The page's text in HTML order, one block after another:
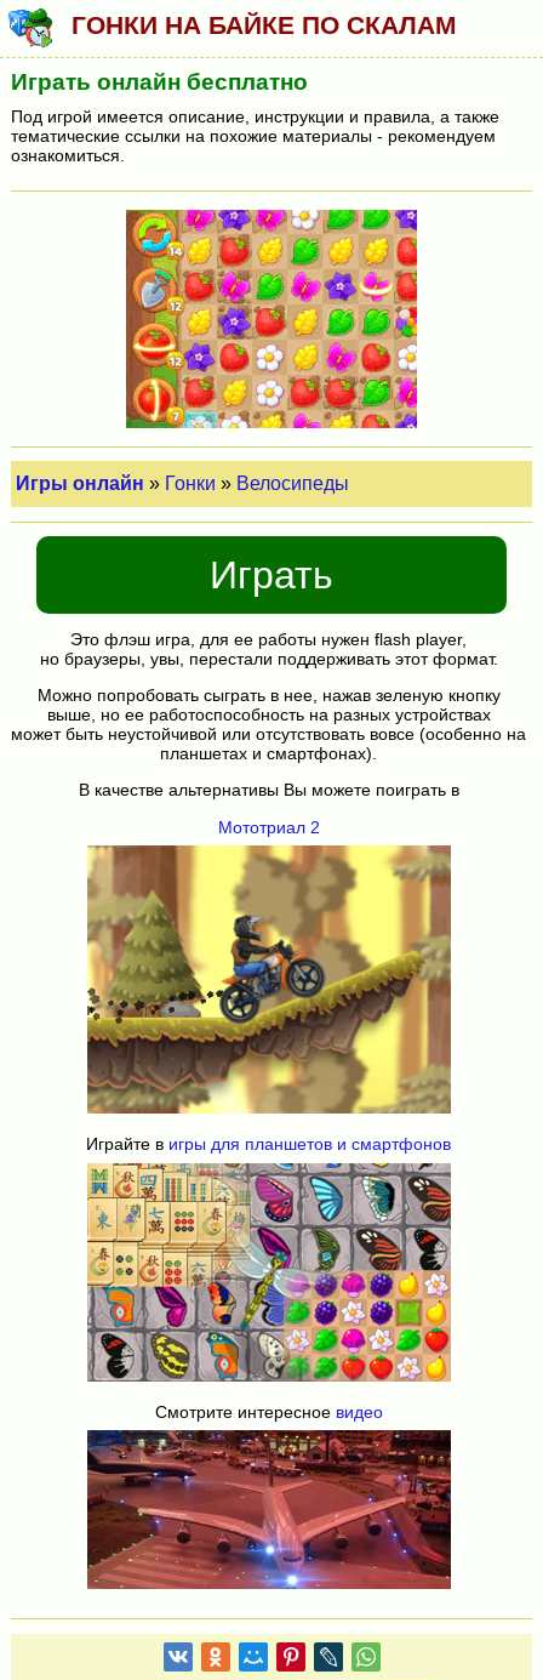
ГОНКИ НА БАЙКЕ ПО СКАЛАМ
Играть онлайн бесплатно
Под игрой имеется описание, инструкции и правила, а также
тематические ссылки на похожие материалы - рекомендуем
ознакомиться.
Игры онлайн » Гонки » Велосипеды
Играть
Это флэш игра, для ее работы нужен flash player,
но браузеры, увы, перестали поддерживать этот формат.
Можно попробовать сыграть в нее, нажав зеленую кнопку
выше, но ее работоспособность на разных устройствах
может быть неустойчивой или отсутствовать вовсе (особенно на
планшетах и смартфонах).
В качестве альтернативы Вы можете поиграть в
Мототриал 2
Играйте в игры для планшетов и смартфонов
Смотрите интересное видео